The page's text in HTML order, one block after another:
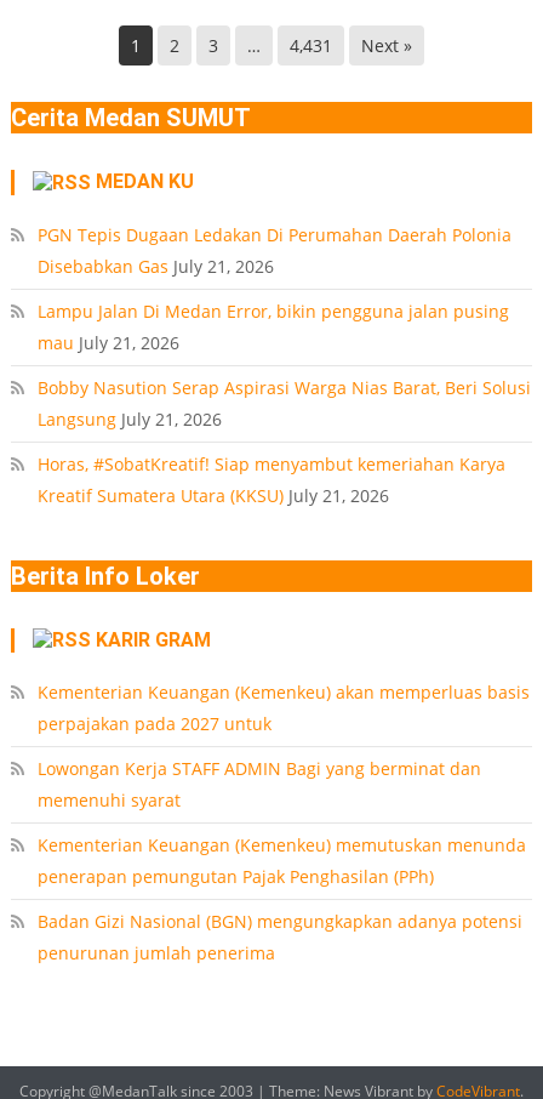
Ledakan
Rumah
Medan
1 2 3 … 4,431 Next »
Cerita Medan SUMUT
MEDAN KU
PGN Tepis Dugaan Ledakan Di Perumahan Daerah Polonia
Disebabkan Gas July 21, 2026
Lampu Jalan Di Medan Error, bikin pengguna jalan pusing
mau July 21, 2026
Bobby Nasution Serap Aspirasi Warga Nias Barat, Beri Solusi
Langsung July 21, 2026
Horas, #SobatKreatif! Siap menyambut kemeriahan Karya
Kreatif Sumatera Utara (KKSU) July 21, 2026
Berita Info Loker
KARIR GRAM
Kementerian Keuangan (Kemenkeu) akan memperluas basis
perpajakan pada 2027 untuk
Lowongan Kerja STAFF ADMIN Bagi yang berminat dan
memenuhi syarat
Kementerian Keuangan (Kemenkeu) memutuskan menunda
penerapan pemungutan Pajak Penghasilan (PPh)
Badan Gizi Nasional (BGN) mengungkapkan adanya potensi
penurunan jumlah penerima
Copyright @MedanTalk since 2003 | Theme: News Vibrant byCodeVibrant.